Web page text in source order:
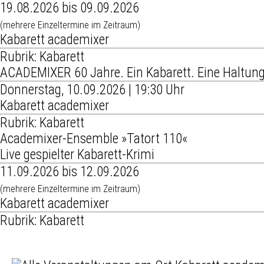
19.08.2026 bis 09.09.2026
(mehrere Einzeltermine im Zeitraum)
Kabarett academixer
Rubrik: Kabarett
ACADEMIXER 60 Jahre. Ein Kabarett. Eine
Donnerstag, 10.09.2026 | 19:30 Uhr
Kabarett academixer
Rubrik: Kabarett
Academixer-Ensemble »Tatort 110«
Live gespielter Kabarett-Krimi
11.09.2026 bis 12.09.2026
(mehrere Einzeltermine im Zeitraum)
Kabarett academixer
Rubrik: Kabarett